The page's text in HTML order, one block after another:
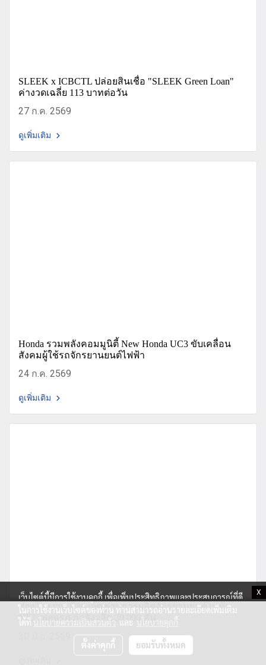
X
SLEEK x ICBCTL ปล่อยสินเชื่อ "SLEEK Green Loan"
ค่างวดเฉลี่ย 113 บาทต่อวัน
27 ก.ค. 2569
ดูเพิ่มเติม
Honda รวมพลังคอมมูนิตี้ New Honda UC3 ขับเคลื่อน
สังคมผู้ใช้รถจักรยานยนต์ไฟฟ้า
24 ก.ค. 2569
ดูเพิ่มเติม
ส่องโรงงาน พี80 เจ็ต ฐานการผลิตจักรยานยนต์ไฟฟ้า
NIU เฟสแรก กำลังผลิต 30,000 คัน
เว็บไซต์นี้มีการใช้งานคุกกี้ เพื่อเพิ่มประสิทธิภาพและประสบการณ์ที่ดี
ในการใช้งานเว็บไซต์ของท่าน ท่านสามารถอ่านรายละเอียดเพิ่มเติม
ได้ที่ นโยบายความเป็นส่วนตัว และ นโยบายคุกกี้
ตั้งค่าคุกกี้ ยอมรับทั้งหมด